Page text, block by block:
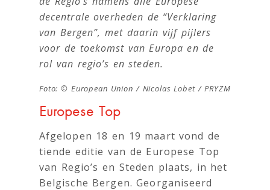
decentrale overheden de “Verklaring
van Bergen”, met daarin vijf pijlers
voor de toekomst van Europa en de
rol van regio’s en steden.
Foto: © European Union / Nicolas Lobet / PRYZM
Europese Top
Afgelopen 18 en 19 maart vond de
tiende editie van de Europese Top
van Regio’s en Steden plaats, in het
Belgische Bergen. Georganiseerd